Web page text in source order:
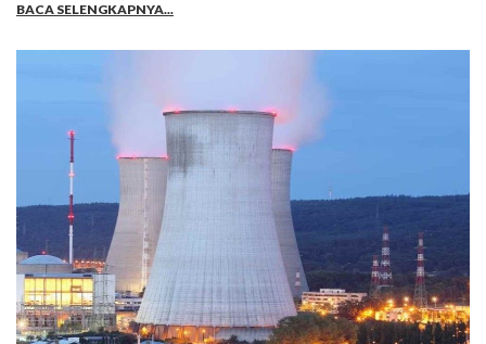
BACA SELENGKAPNYA...